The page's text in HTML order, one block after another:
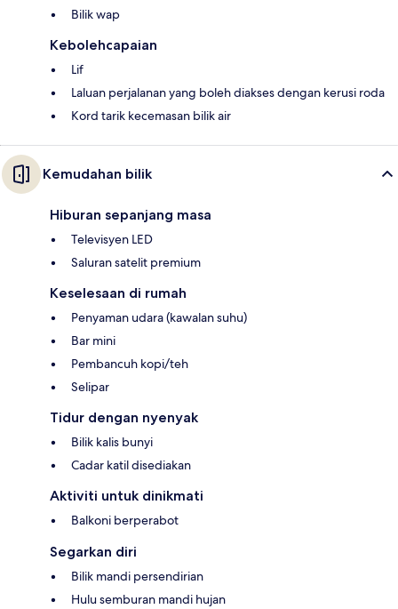
Bilik wap
Kebolehcapaian
Lif
Laluan perjalanan yang boleh diakses dengan kerusi roda
Kord tarik kecemasan bilik air
Kemudahan bilik
Hiburan sepanjang masa
Televisyen LED
Saluran satelit premium
Keselesaan di rumah
Penyaman udara (kawalan suhu)
Bar mini
Pembancuh kopi/teh
Selipar
Tidur dengan nyenyak
Bilik kalis bunyi
Cadar katil disediakan
Aktiviti untuk dinikmati
Balkoni berperabot
Segarkan diri
Bilik mandi persendirian
Hulu semburan mandi hujan